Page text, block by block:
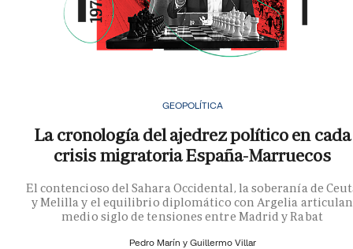
GEOPOLÍTICA
La cronología del ajedrez político en cada
crisis migratoria España-Marruecos
El contencioso del Sahara Occidental, la soberanía de
y Melilla y el equilibrio diplomático con Argelia articulan
medio siglo de tensiones entre Madrid y Rabat
Pedro Marín y Guillermo Villar